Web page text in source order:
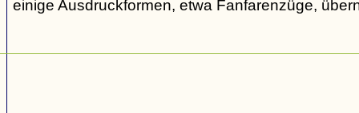
einige Ausdruckformen, etwa Fanfarenzüge,